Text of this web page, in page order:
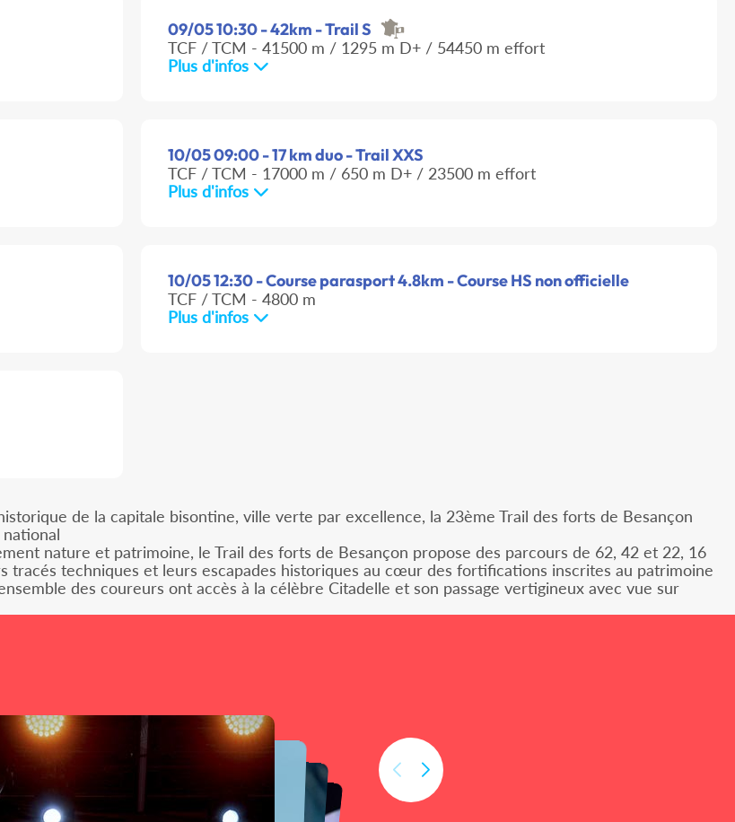
09/05 10:30 - 42km - Trail S
TCF / TCM - 41500 m / 1295 m D+ / 54450 m effort
Plus d'infos
10/05 09:00 - 17 km duo - Trail XXS
TCF / TCM - 17000 m / 650 m D+ / 23500 m effort
Plus d'infos
10/05 12:30 - Course parasport 4.8km - Course HS non officielle
TCF / TCM - 4800 m
Plus d'infos
de la capitale bisontine, ville verte par excellence, la 23ème Trail des forts de Besançon
nature et patrimoine, le Trail des forts de Besançon propose des parcours de 62, 42 et 22, 16
tracés techniques et leurs escapades historiques au cœur des fortifications inscrites au patrimoine
des coureurs ont accès à la célèbre Citadelle et son passage vertigineux avec vue sur